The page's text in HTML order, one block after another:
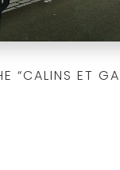
“CALINS ET